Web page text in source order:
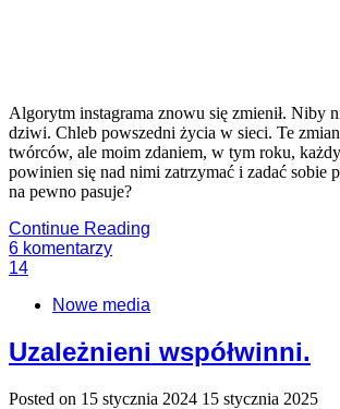
Algorytm instagrama znowu się zmienił. Niby
dziwi. Chleb powszedni życia w sieci. Te
twórców, ale moim zdaniem, w tym roku,
powinien się nad nimi zatrzymać i zadać sobie
na pewno pasuje?
Continue Reading
6 komentarzy
14
Nowe media
Uzależnieni współwinni.
Posted on 15 stycznia 2024 15 stycznia 2025